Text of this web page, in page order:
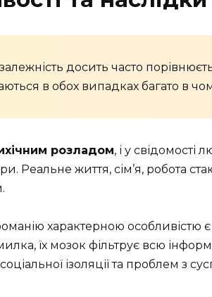
досить часто
в обох випадках багато в
розладом, і у
Реальне життя, сім’я, робота
характерною особливістю
їх мозок фільтрує всю
ізоляції та проблем з